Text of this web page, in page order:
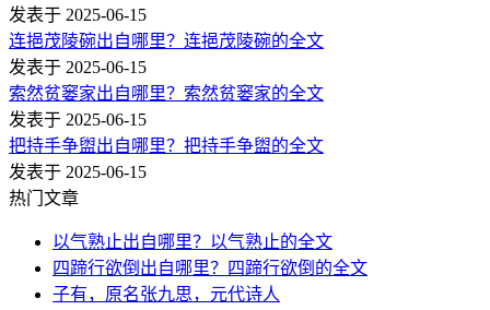
发表于 2025-06-15
连挹茂陵碗出自哪里？连挹茂陵碗的全文
发表于 2025-06-15
索然贫窭家出自哪里？索然贫窭家的全文
发表于 2025-06-15
把持手争盥出自哪里？把持手争盥的全文
发表于 2025-06-15
热门文章
以气熟止出自哪里？以气熟止的全文
四蹄行欲倒出自哪里？四蹄行欲倒的全文
子有，原名张九思，元代诗人